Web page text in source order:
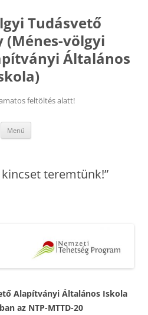
Tudásvető
völgyi
Általános
feltöltés alatt!
Menü
teremtünk!”
Alapítványi Általános Iskola
az NTP-MTTD-20